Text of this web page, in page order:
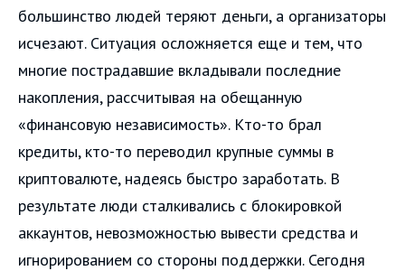
большинство людей теряют деньги, а организаторы
исчезают. Ситуация осложняется еще и тем, что
многие пострадавшие вкладывали последние
накопления, рассчитывая на обещанную
«финансовую независимость». Кто-то брал
кредиты, кто-то переводил крупные суммы в
криптовалюте, надеясь быстро заработать. В
результате люди сталкивались с блокировкой
аккаунтов, невозможностью вывести средства и
игнорированием со стороны поддержки. Сегодня